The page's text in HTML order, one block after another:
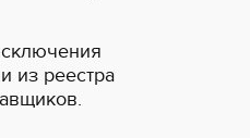
из реестра